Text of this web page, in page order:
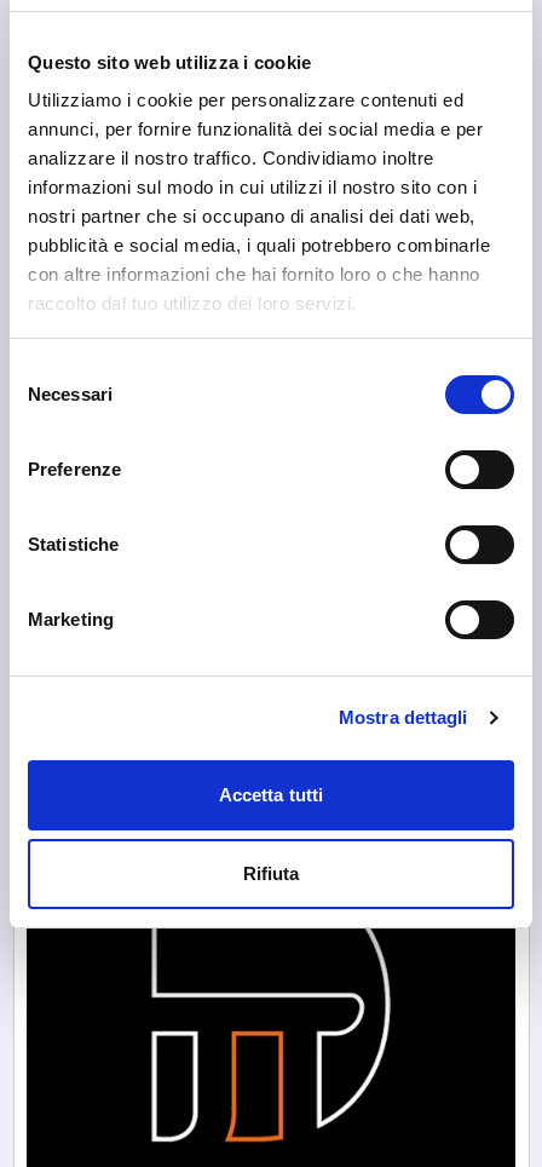
Questo sito web utilizza i cookie
Utilizziamo i cookie per personalizzare contenuti ed
annunci, per fornire funzionalità dei social media e per
analizzare il nostro traffico. Condividiamo inoltre
informazioni sul modo in cui utilizzi il nostro sito con i
nostri partner che si occupano di analisi dei dati web,
pubblicità e social media, i quali potrebbero combinarle
con altre informazioni che hai fornito loro o che hanno
raccolto dal tuo utilizzo dei loro servizi.
delNecessari
Preferenze
Statistiche
Marketing
Mostra dettagli
Accetta tutti
Rifiuta
Sondrio
Consorzio Turistico Sondrio e Valmalenco
Sondrio